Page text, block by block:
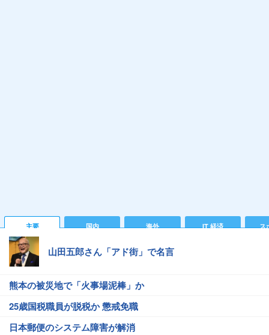
主要 国内 海外 IT 経済 ス
山田五郎さん「アド街」で名言
熊本の被災地で「火事場泥棒」か
25歳国税職員が脱税か 懲戒免職
日本郵便のシステム障害が解消